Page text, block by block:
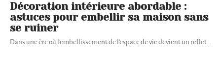
Décoration intérieure abordable :
astuces pour embellir sa maison sans
se ruiner
Dans une ère où l'embellissement de l'espace de vie devient un reflet…